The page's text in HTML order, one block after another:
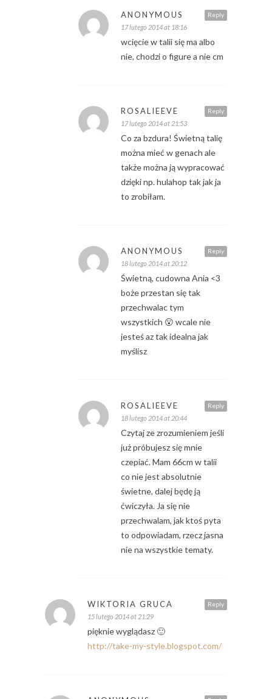
Reply
ANONYMOUS
17 lutego 2014 at 18:16
wcięcie w talii się ma albo
nie, chodzi o figure a nie cm
Reply
ROSALIEEVE
17 lutego 2014 at 21:53
Co za bzdura! Świetną talię
można mieć w genach ale
także można ją wypracować
dzięki np. hulahop tak jak ja
to zrobiłam.
Reply
ANONYMOUS
18 lutego 2014 at 20:12
Świetną, cudowna Ania <3
boże przestan się tak
przechwalac tym
wszystkich 😮 wcale nie
jesteś az tak idealna jak
myślisz
Reply
ROSALIEEVE
18 lutego 2014 at 20:44
Czytaj ze zrozumieniem jeśli
już próbujesz się mnie
czepiać. Mam 66cm w talii
co nie jest absolutnie
świetne, dalej będę ją
ćwiczyła. Ja się nie
przechwalam, jak ktoś pyta
to odpowiadam, rzecz jasna
nie na wszystkie tematy.
Reply
WIKTORIA GRUCA
15 lutego 2014 at 21:29
pięknie wyglądasz 🙂
http://take-my-style.blogspot.com/